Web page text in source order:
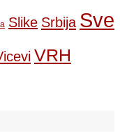
Slike Srbija Sve
VRH